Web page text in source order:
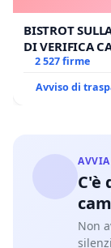
BISTROT
DI VERIFICA
GAMBETTI
2 527 firme
Avviso di
C'è
Non